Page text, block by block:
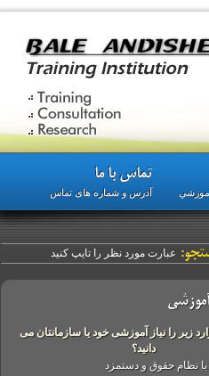
تماس با ما
آدرس و شماره های تماس
را نیاز آموزشی خود یا سازمانتان می
دانید؟
حقوق و دستمزد